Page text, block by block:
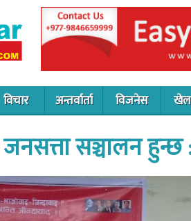
विचार अन्तर्वार्ता विजनेस
सञ्चालन